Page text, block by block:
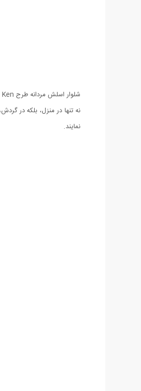
نمایند.